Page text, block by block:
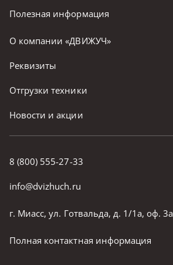
8 (800) 555-27-33
info@dvizhuch.ru
г. Миасс, ул. Готвальда, д. 1/1а, оф. 3а
Полная контактная информация
Полезная информация
О компании «ДВИЖУЧ»
Реквизиты
Отгрузки техники
Новости и акции